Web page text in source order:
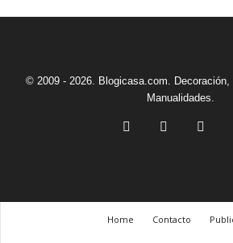
© 2009 - 2026. Blogicasa.com. Decoración,
Manualidades.
Home Contacto